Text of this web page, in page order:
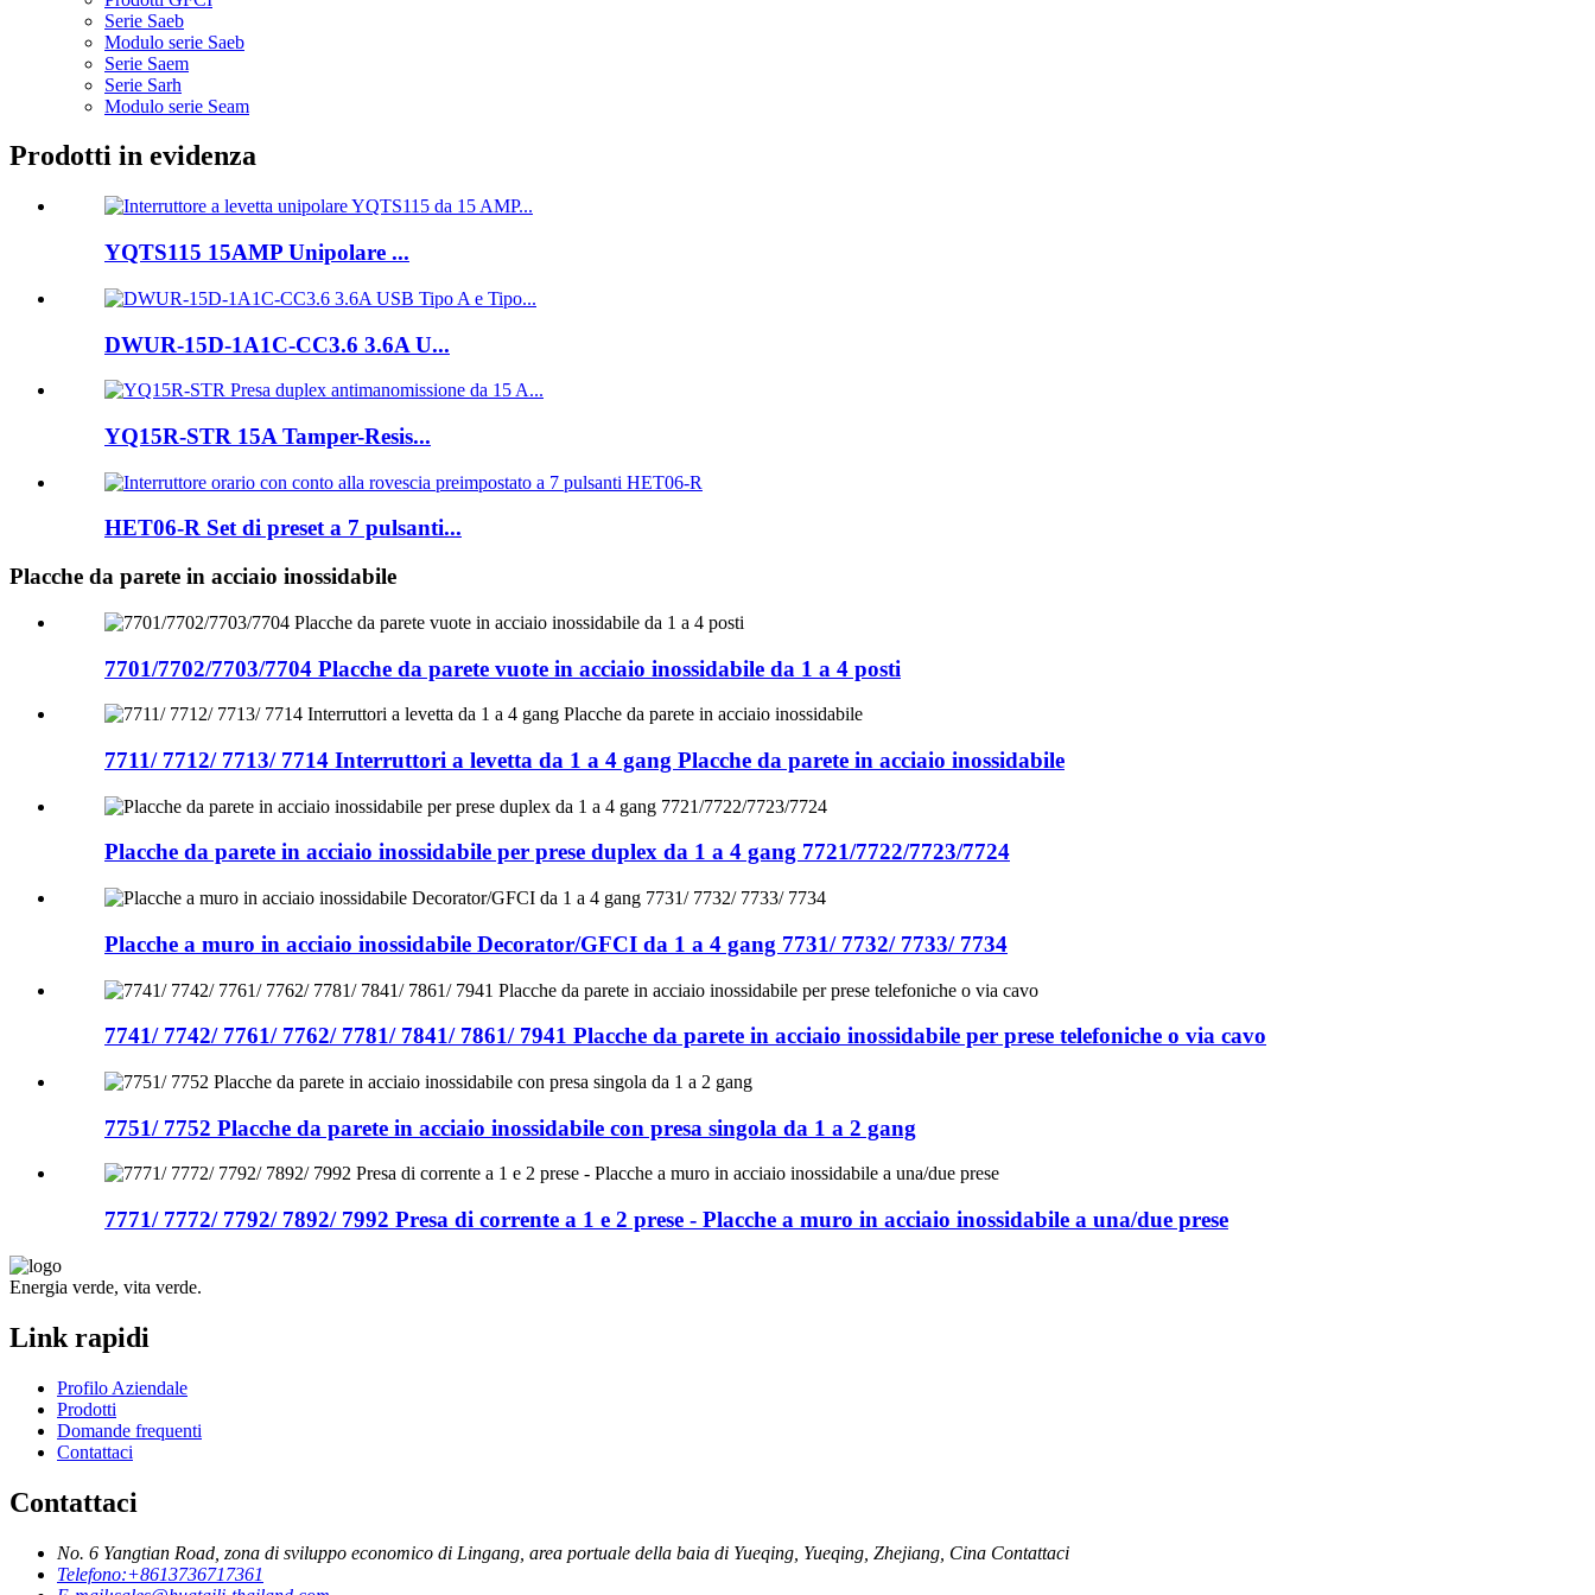
Serie Saeb
Modulo serie Saeb
Serie Saem
Serie Sarh
Modulo serie Seam
Prodotti in evidenza
YQTS115 15AMP Unipolare ...
DWUR-15D-1A1C-CC3.6 3.6A U...
YQ15R-STR 15A Tamper-Resis...
HET06-R Set di preset a 7 pulsanti...
Placche da parete in acciaio inossidabile
7701/7702/7703/7704 Placche da parete vuote in acciaio inossidabile da 1 a 4 posti
7711/ 7712/ 7713/ 7714 Interruttori a levetta da 1 a 4 gang Placche da parete in acciaio inossidabile
Placche da parete in acciaio inossidabile per prese duplex da 1 a 4 gang 7721/7722/7723/7724
Placche a muro in acciaio inossidabile Decorator/GFCI da 1 a 4 gang 7731/ 7732/ 7733/ 7734
7741/ 7742/ 7761/ 7762/ 7781/ 7841/ 7861/ 7941 Placche da parete in acciaio inossidabile per prese telefoniche o via cavo
7751/ 7752 Placche da parete in acciaio inossidabile con presa singola da 1 a 2 gang
7771/ 7772/ 7792/ 7892/ 7992 Presa di corrente a 1 e 2 prese - Placche a muro in acciaio inossidabile a una/due prese
Energia verde, vita verde.
Link rapidi
Profilo Aziendale
Prodotti
Domande frequenti
Contattaci
Contattaci
No. 6 Yangtian Road, zona di sviluppo economico di Lingang, area portuale della baia di Yueqing, Yueqing, Zhejiang, Cina Contattaci
Telefono:+8613736717361